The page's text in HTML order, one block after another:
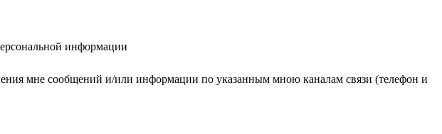
информации
мне сообщений и/или информации по указанным мною каналам связи (телефон и